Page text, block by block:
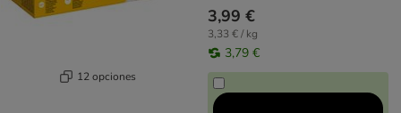
12 opciones
3,99 €
3,33 € / kg
3,79 €